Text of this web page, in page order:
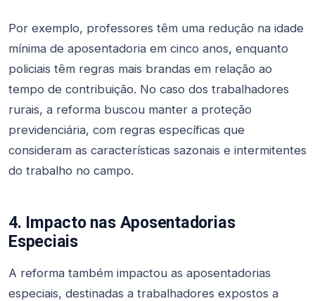
Por exemplo, professores têm uma redução na idade
mínima de aposentadoria em cinco anos, enquanto
policiais têm regras mais brandas em relação ao
tempo de contribuição. No caso dos trabalhadores
rurais, a reforma buscou manter a proteção
previdenciária, com regras específicas que
consideram as características sazonais e intermitentes
do trabalho no campo.
4. Impacto nas Aposentadorias
Especiais
A reforma também impactou as aposentadorias
especiais, destinadas a trabalhadores expostos a